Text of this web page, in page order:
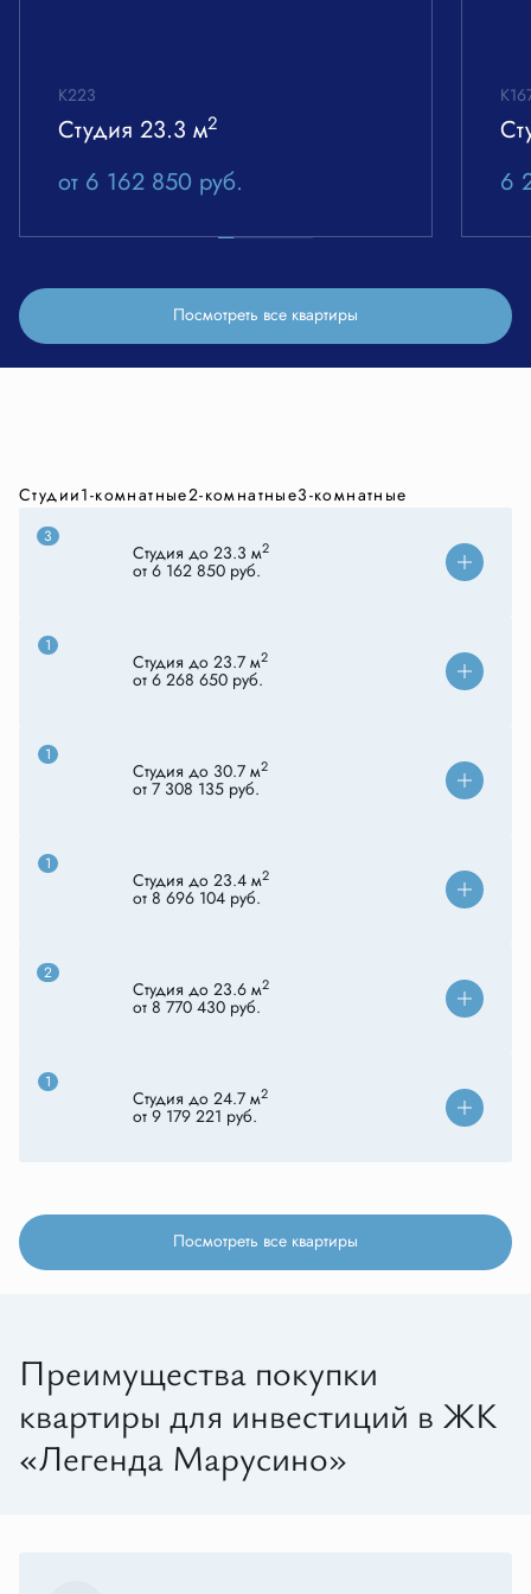
К223
Студия 23.3 м2
от 6 162 850 руб.
6
Посмотреть все квартиры
Студии1-комнатные2-комнатные3-комнатные
3
Студия до 23.3 м2
от 6 162 850 руб.
1
Студия до 23.7 м2
от 6 268 650 руб.
1
Студия до 30.7 м2
от 7 308 135 руб.
1
Студия до 23.4 м2
от 8 696 104 руб.
2
Студия до 23.6 м2
от 8 770 430 руб.
1
Студия до 24.7 м2
от 9 179 221 руб.
Посмотреть все квартиры
Преимущества покупки
квартиры для инвестиций в ЖК
«Легенда Марусино»